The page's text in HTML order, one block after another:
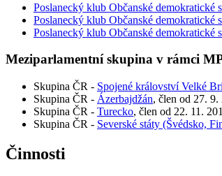
Poslanecký klub Občanské demokratické
Poslanecký klub Občanské demokratické
Poslanecký klub Občanské demokratické
Meziparlamentní skupina v rámci
Skupina ČR - Spojené království Velké
Skupina ČR - Ázerbajdžán, člen od 27.
Skupina ČR - Turecko, člen od 22. 11.
Skupina ČR - Severské státy (Švédsko,
Činnosti